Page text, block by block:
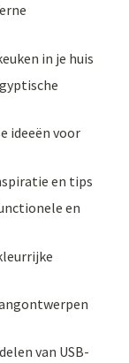
in je huis
ideeën voor
en tips
en
van USB-